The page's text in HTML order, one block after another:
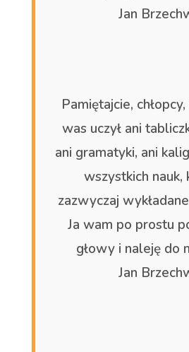
Jan
Pamiętajcie,
was uczył ani
ani gramatyki, ani
wszystkich nauk,
zazwyczaj
Ja wam po prostu
głowy i naleję do
Jan